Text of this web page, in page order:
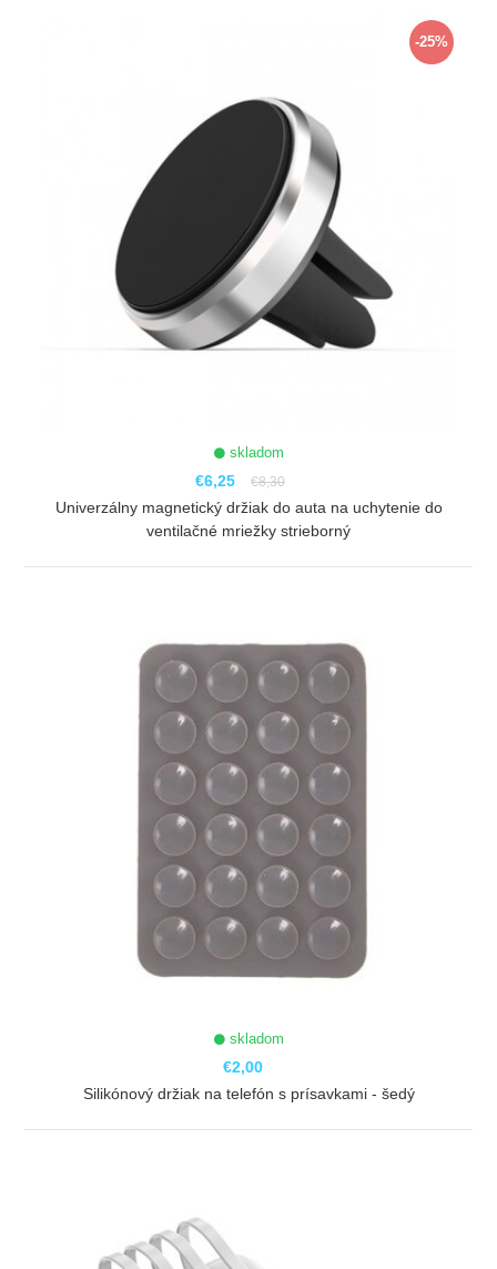
-25%
skladom
€6,25 €8,30
Univerzálny magnetický držiak do auta na uchytenie do
ventilačné mriežky strieborný
skladom
€2,00
Silikónový držiak na telefón s prísavkami - šedý